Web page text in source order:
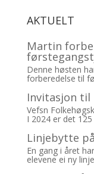
AKTUELT
Martin
Denne høsten
forberedelse til
Invitasjon til
Vefsn
I 2024 er det 125
Linjebytte
En gang i året
elevene ei ny